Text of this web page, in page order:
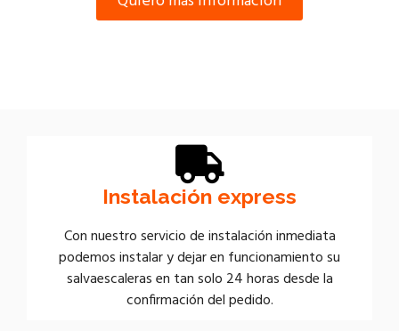
Instalación express
Con nuestro servicio de instalación inmediata
podemos instalar y dejar en funcionamiento su
salvaescaleras en tan solo 24 horas desde la
confirmación del pedido.